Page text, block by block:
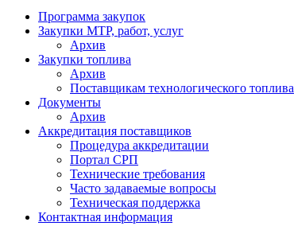
Программа закупок
Закупки МТР, работ, услуг
Архив
Закупки топлива
Архив
Поставщикам технологического топлива
Документы
Архив
Аккредитация поставщиков
Процедура аккредитации
Портал СРП
Технические требования
Часто задаваемые вопросы
Техническая поддержка
Контактная информация